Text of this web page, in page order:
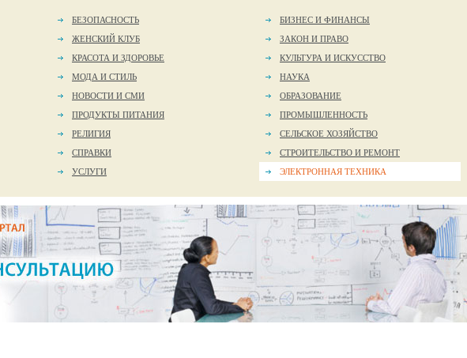
БЕЗОПАСНОСТЬ БИЗНЕС И ФИНАНСЫ
ЖЕНСКИЙ КЛУБ ЗАКОН И ПРАВО
КРАСОТА И ЗДОРОВЬЕ КУЛЬТУРА И ИСКУССТВО
МОДА И СТИЛЬ НАУКА
НОВОСТИ И СМИ ОБРАЗОВАНИЕ
ПРОДУКТЫ ПИТАНИЯ ПРОМЫШЛЕННОСТЬ
РЕЛИГИЯ СЕЛЬСКОЕ ХОЗЯЙСТВО
СПРАВКИ СТРОИТЕЛЬСТВО И РЕМОНТ
УСЛУГИ ЭЛЕКТРОННАЯ ТЕХНИКА